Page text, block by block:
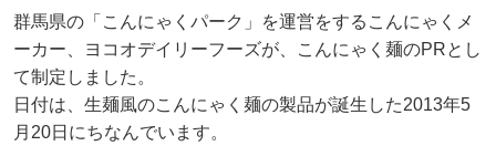
群馬県の「こんにゃくパーク」を運営をするこんにゃくメ
ーカー、ヨコオデイリーフーズが、こんにゃく麺のPRとし
て制定しました。
日付は、生麺風のこんにゃく麺の製品が誕生した2013年5
月20日にちなんでいます。